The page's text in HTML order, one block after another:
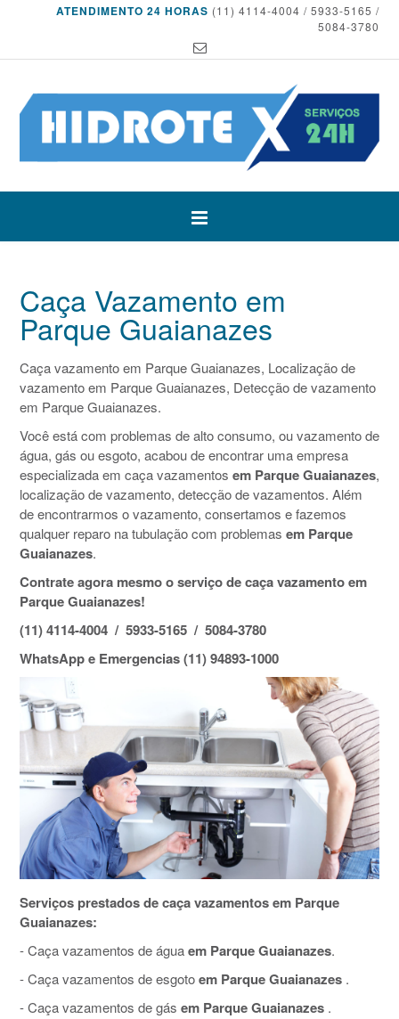
ATENDIMENTO 24 HORAS (11) 4114-4004 / 5933-5165 /
5084-3780
Caça Vazamento em
Parque Guaianazes
Caça vazamento em Parque Guaianazes, Localização de
vazamento em Parque Guaianazes, Detecção de vazamento
em Parque Guaianazes.
Você está com problemas de alto consumo, ou vazamento de
água, gás ou esgoto, acabou de encontrar uma empresa
especializada em caça vazamentos em Parque Guaianazes,
localização de vazamento, detecção de vazamentos. Além
de encontrarmos o vazamento, consertamos e fazemos
qualquer reparo na tubulação com problemas em Parque
Guaianazes.
Contrate agora mesmo o serviço de caça vazamento em
Parque Guaianazes!
(11) 4114-4004 / 5933-5165 / 5084-3780
WhatsApp e Emergencias (11) 94893-1000
Serviços prestados de caça vazamentos em Parque
Guaianazes:
- Caça vazamentos de águaem Parque Guaianazes.
- Caça vazamentos de esgotoem Parque Guaianazes .
- Caça vazamentos de gás em Parque Guaianazes .